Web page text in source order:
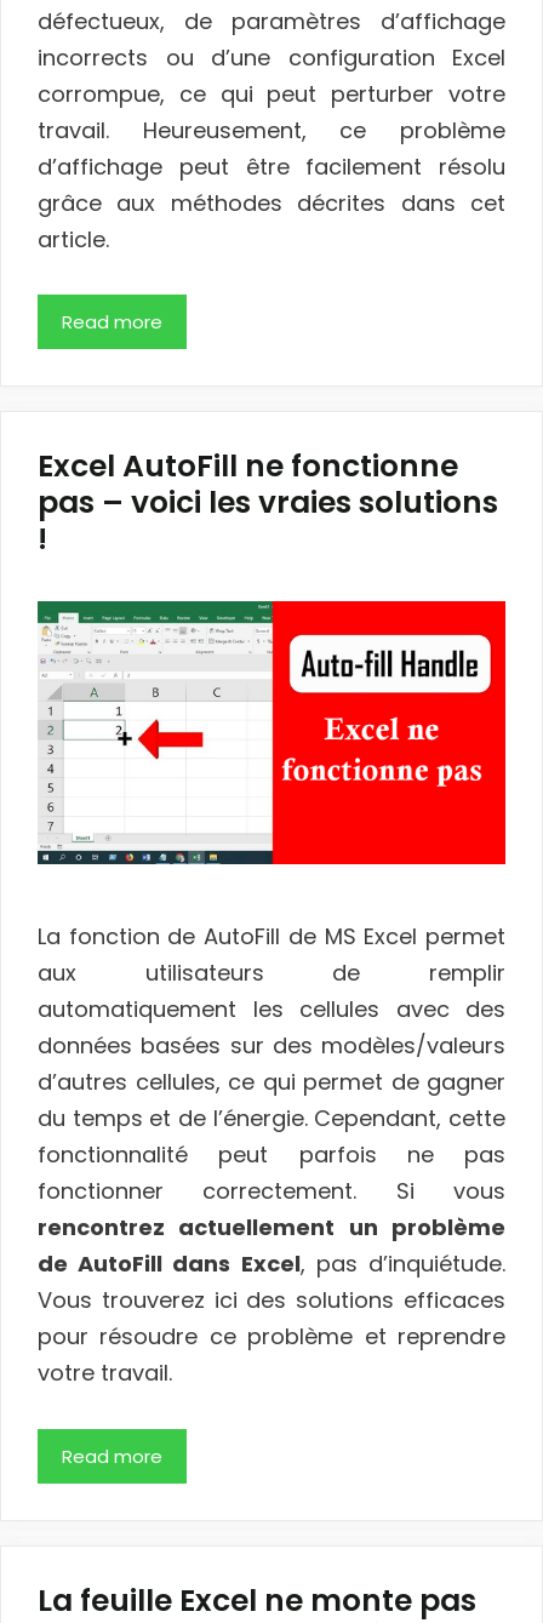
défectueux, de paramètres d’affichage
incorrects ou d’une configuration Excel
corrompue, ce qui peut perturber votre
travail. Heureusement, ce problème
d’affichage peut être facilement résolu
grâce aux méthodes décrites dans cet
article.
Read more
Excel AutoFill ne fonctionne
pas – voici les vraies solutions
!
La fonction de AutoFill de MS Excel permet
aux utilisateurs de remplir
automatiquement les cellules avec des
données basées sur des modèles/valeurs
d’autres cellules, ce qui permet de gagner
du temps et de l’énergie. Cependant, cette
fonctionnalité peut parfois ne pas
fonctionner correctement. Si vous
rencontrez actuellement un problème
de AutoFill dans Excel, pas d’inquiétude.
Vous trouverez ici des solutions efficaces
pour résoudre ce problème et reprendre
votre travail.
Read more
La feuille Excel ne monte pas